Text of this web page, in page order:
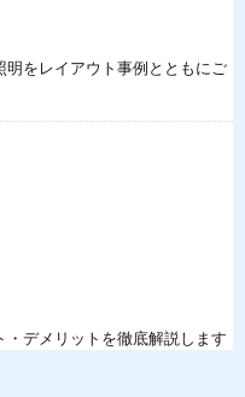
をレイアウト事例とともにご
デメリットを徹底解説します